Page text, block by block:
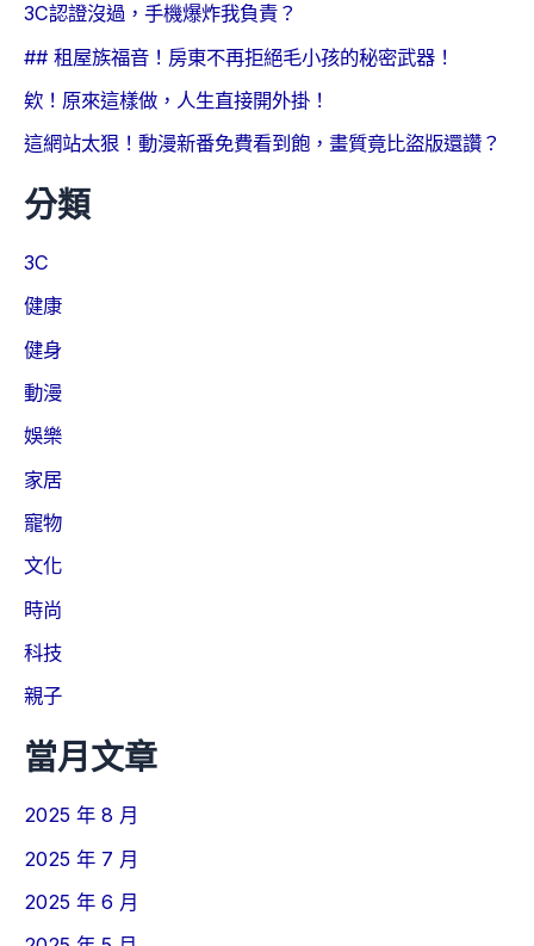
3C認證沒過，手機爆炸我負責？
## 租屋族福音！房東不再拒絕毛小孩的秘密武器！
欸！原來這樣做，人生直接開外掛！
這網站太狠！動漫新番免費看到飽，畫質竟比盜版還讚？
分類
3C
健康
健身
動漫
娛樂
家居
寵物
文化
時尚
科技
親子
當月文章
2025 年 8 月
2025 年 7 月
2025 年 6 月